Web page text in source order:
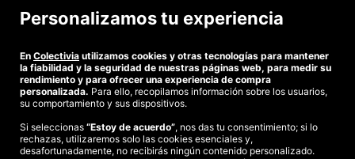
positiva de ser muy recogido. Pero al tener el techo muy bajo
en otra ocasión preferimos probar otro.
©2026 Colectivia
Personalizamos tu experiencia
En Colectivia utilizamos cookies y otras tecnologías para mantener
la fiabilidad y la seguridad de nuestras páginas web, para medir su
rendimiento y para ofrecer una experiencia de compra
personalizada. Para ello, recopilamos información sobre los usuarios,
su comportamiento y sus dispositivos.
Si seleccionas “Estoy de acuerdo”, nos das tu consentimiento; si lo
rechazas, utilizaremos solo las cookies esenciales y,
desafortunadamente, no recibirás ningún contenido personalizado.